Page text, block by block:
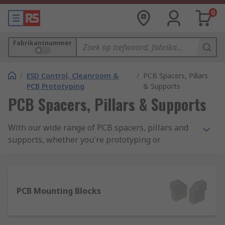
0
Fabrikantnummer
/ ESD Control, Cleanroom &
PCB Prototyping
/ PCB Spacers, Pillars
& Supports
PCB Spacers, Pillars & Supports
With our wide range of PCB spacers, pillars and
supports, whether you're prototyping or
From adhesive-backed supports and expansion
PCB Mounting Blocks